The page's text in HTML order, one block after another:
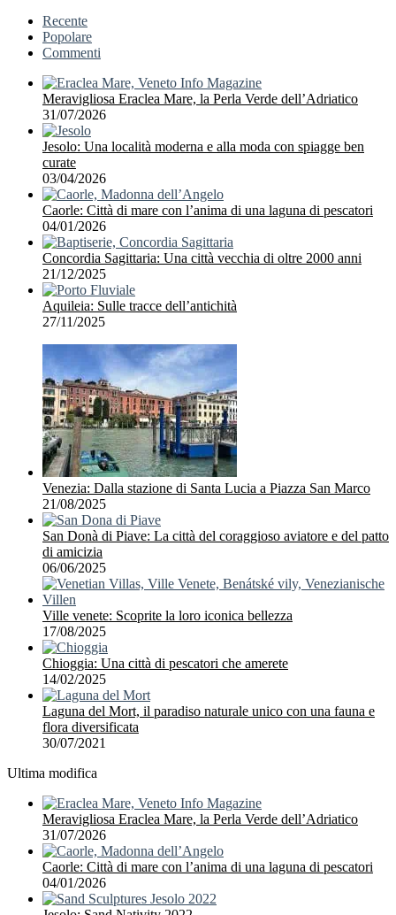
Recente
Popolare
Commenti
Meravigliosa Eraclea Mare, la Perla Verde dell’Adriatico
31/07/2026
Jesolo: Una località moderna e alla moda con spiagge ben
curate
03/04/2026
Caorle: Città di mare con l’anima di una laguna di pescatori
04/01/2026
Concordia Sagittaria: Una città vecchia di oltre 2000 anni
21/12/2025
Aquileia: Sulle tracce dell’antichità
27/11/2025
Venezia: Dalla stazione di Santa Lucia a Piazza San Marco
21/08/2025
San Donà di Piave: La città del coraggioso aviatore e del patto
di amicizia
06/06/2025
Ville venete: Scoprite la loro iconica bellezza
17/08/2025
Chioggia: Una città di pescatori che amerete
14/02/2025
Laguna del Mort, il paradiso naturale unico con una fauna e
flora diversificata
30/07/2021
Ultima modifica
Meravigliosa Eraclea Mare, la Perla Verde dell’Adriatico
31/07/2026
Caorle: Città di mare con l’anima di una laguna di pescatori
04/01/2026